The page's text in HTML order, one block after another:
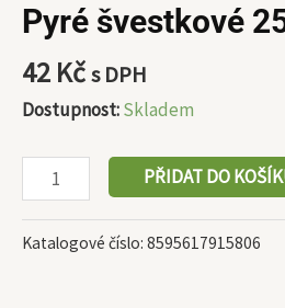
Pyré švestkové
42 Kčs DPH
Dostupnost:Skladem
PŘIDAT DO
Katalogové číslo: 8595617915806